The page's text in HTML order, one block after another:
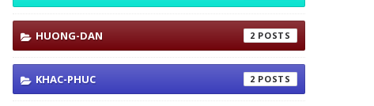
HUONG-DAN 2
KHAC-PHUC 2